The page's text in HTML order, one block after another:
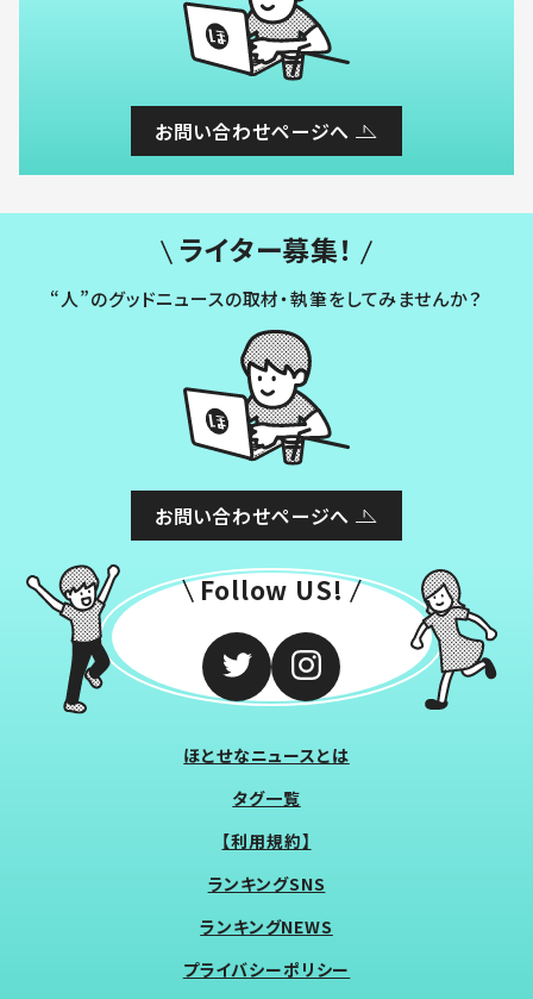
お問い合わせページへ
ライター募集！
“人”のグッドニュースの取材・執筆をしてみませんか？
お問い合わせページへ
Follow US!
ほとせなニュースとは
タグ一覧
【利用規約】
ランキングSNS
ランキングNEWS
プライバシーポリシー